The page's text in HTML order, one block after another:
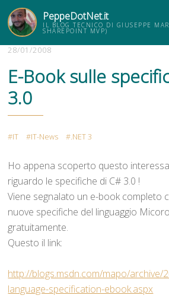
PeppeDotNet.it
IL BLOG TECNICO DI GIUSEPPE
SHAREPOINT MVP)
28/01/2008
E-Book sulle
3.0
IT IT-News .NET 3
Ho appena scoperto questo
riguardo le specifiche di C# 3.0 !
Viene segnalato un e-book completo
nuove specifiche del linguaggio
gratuitamente.
Questo il link:
http://blogs.msdn.com/mapo/archive/
language-specification-ebook.aspx